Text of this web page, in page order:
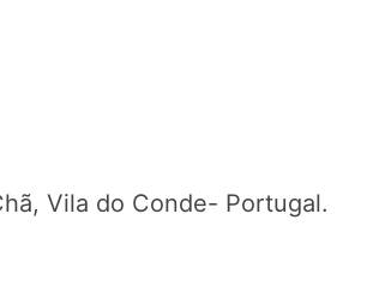
Vila do Conde- Portugal.